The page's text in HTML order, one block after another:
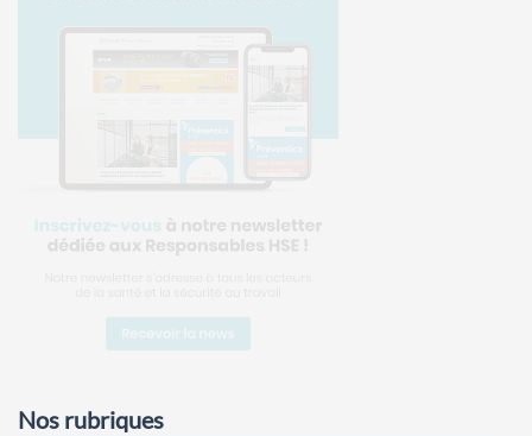
Nos rubriques